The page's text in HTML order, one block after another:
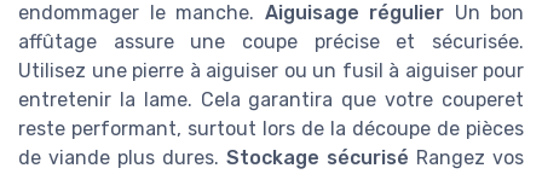
endommager le manche. Aiguisage régulier Un bon
affûtage assure une coupe précise et sécurisée.
Utilisez une pierre à aiguiser ou un fusil à aiguiser pour
entretenir la lame. Cela garantira que votre couperet
reste performant, surtout lors de la découpe de pièces
de viande plus dures. Stockage sécurisé Rangez vos